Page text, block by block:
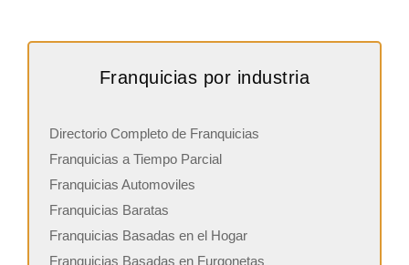
Franquicias por industria
Directorio Completo de Franquicias
Franquicias a Tiempo Parcial
Franquicias Automoviles
Franquicias Baratas
Franquicias Basadas en el Hogar
Franquicias Basadas en Furgonetas